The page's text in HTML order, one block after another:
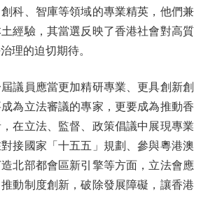
科、智庫等領域的專業精英，他們兼
經驗，其當選反映了香港社會對高質
理的迫切期待。
員應當更加精研專業、更具創新創
為立法審議的專家，更要成為推動香
在立法、監督、政策倡議中展現專業
接國家「十五五」規劃、參與粵港澳
北部都會區新引擎等方面，立法會應
動制度創新，破除發展障礙，讓香港